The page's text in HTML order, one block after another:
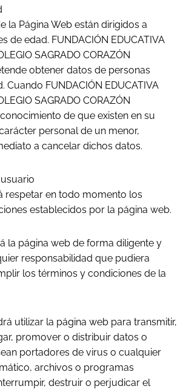
la Página Web están dirigidos a
de edad. FUNDACIÓN EDUCATIVA
SAGRADO CORAZÓN
obtener datos de personas
Cuando FUNDACIÓN EDUCATIVA
SAGRADO CORAZÓN
conocimiento de que existen en su
personal de un menor,
a cancelar dichos datos.
respetar en todo momento los
establecidos por la página web.
la página web de forma diligente y
responsabilidad que pudiera
los términos y condiciones de la
utilizar la página web para transmitir,
promover o distribuir datos o
portadores de virus o cualquier
archivos o programas
destruir o perjudicar el